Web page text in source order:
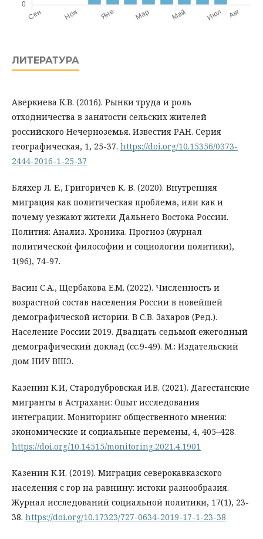
ЛИТЕРАТУРА
Аверкиева К.В. (2016). Рынки труда и роль
отходничества в занятости сельских жителей
российского Нечерноземья. Известия РАН. Серия
географическая, 1, 25-37. https://doi.org/10.15356/0373-
2444-2016-1-25-37
Бляхер Л. Е., Григоричев К. В. (2020). Внутренняя
миграция как политическая проблема, или как и
почему уезжают жители Дальнего Востока России.
Полития: Анализ. Хроника. Прогноз (журнал
политической философии и социологии политики),
1(96), 74-97.
Васин С.А., Щербакова Е.М. (2022). Численность и
возрастной состав населения России в новейшей
демографической истории. В С.В. Захаров (Ред.).
Население России 2019. Двадцать седьмой ежегодный
демографический доклад (сс.9-49). М.: Издательский
дом НИУ ВШЭ.
Казенин К.И, Стародубровская И.В. (2021). Дагестанские
мигранты в Астрахани: Опыт исследования
интеграции. Мониторинг общественного мнения:
экономические и социальные перемены, 4, 405–428.
https://doi.org/10.14515/monitoring.2021.4.1901
Казенин К.И. (2019). Миграция северокавказского
населения с гор на равнину: истоки разнообразия.
Журнал исследований социальной политики, 17(1), 23-
38. https://doi.org/10.17323/727-0634-2019-17-1-23-38